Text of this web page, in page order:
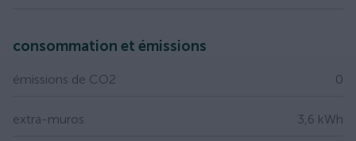
consommation et émissions
émissions de CO2 0
extra-muros 3,6 kWh